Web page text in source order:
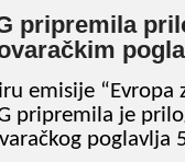
pripremila
emisije “Evropa
pripremila je
poglavlja